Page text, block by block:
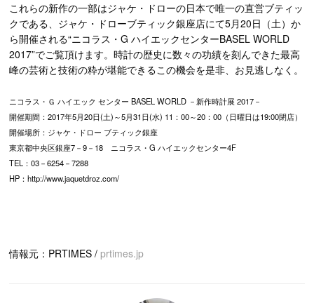
これらの新作の一部はジャケ・ドローの日本で唯一の直営ブティッ
クである、ジャケ・ドローブティック銀座店にて5月20日（土）か
ら開催される“ニコラス・G ハイエックセンターBASEL WORLD
2017”でご覧頂けます。時計の歴史に数々の功績を刻んできた最高
峰の芸術と技術の粋が堪能できるこの機会を是非、お見逃しなく。
ニコラス・Ｇ ハイエック センター BASEL WORLD －新作時計展 2017－
開催期間：2017年5月20日(土)～5月31日(水) 11：00～20：00（日曜日は19:00閉店）
開催場所：ジャケ・ドロー ブティック銀座
東京都中央区銀座7－9－18 ニコラス・G ハイエックセンター4F
TEL：03－6254－7288
HP：http://www.jaquetdroz.com/
情報元：PRTIMES / prtimes.jp